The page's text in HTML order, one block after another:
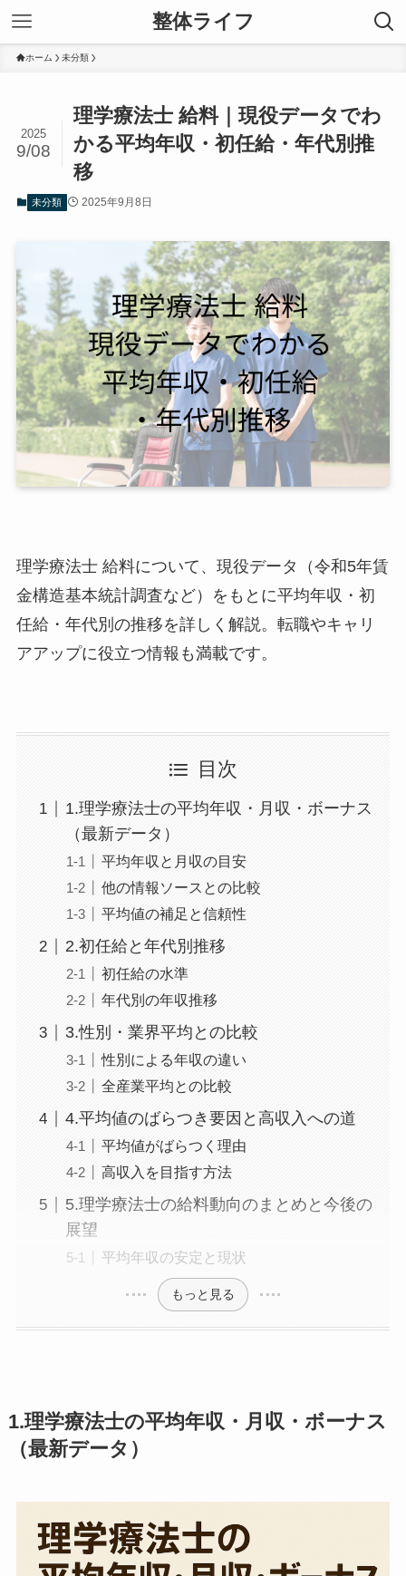
整体ライフ
ホーム 未分類
理学療法士 給料｜現役データでわ
かる平均年収・初任給・年代別推
移
2025
9/08
未分類 2025年9月8日
理学療法士 給料について、現役データ（令和5年賃
金構造基本統計調査など）をもとに平均年収・初
任給・年代別の推移を詳しく解説。転職やキャリ
アアップに役立つ情報も満載です。
目次
1.理学療法士の平均年収・月収・ボーナス
（最新データ）
平均年収と月収の目安
他の情報ソースとの比較
平均値の補足と信頼性
2.初任給と年代別推移
初任給の水準
年代別の年収推移
3.性別・業界平均との比較
性別による年収の違い
全産業平均との比較
4.平均値のばらつき要因と高収入への道
平均値がばらつく理由
高収入を目指す方法
5.理学療法士の給料動向のまとめと今後の
展望
平均年収の安定と現状
もっと見る
1.理学療法士の平均年収・月収・ボーナス
（最新データ）